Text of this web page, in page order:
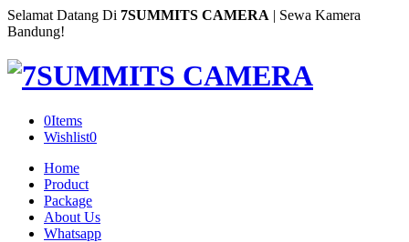
Selamat Datang Di 7SUMMITS CAMERA | Sewa Kamera
Bandung!
0Items
Wishlist0
Home
Product
Package
About Us
Whatsapp